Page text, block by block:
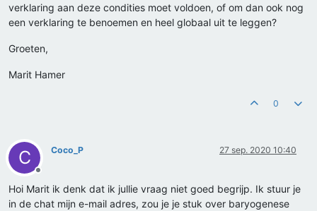
verklaring aan deze condities moet voldoen, of om dan ook nog
een verklaring te benoemen en heel globaal uit te leggen?
Groeten,
Marit Hamer
0
C
Offline
Coco_P 27 sep. 2020 10:40
Hoi Marit ik denk dat ik jullie vraag niet goed begrijp. Ik stuur je
in de chat mijn e-mail adres, zou je je stuk over baryogenese